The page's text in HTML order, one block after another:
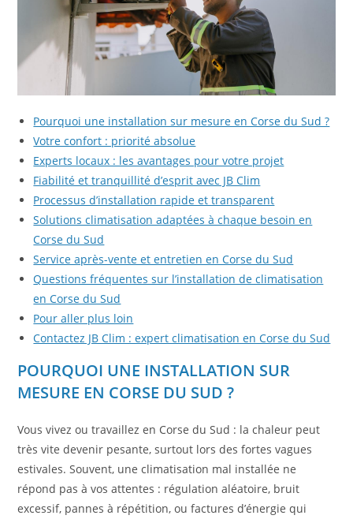
Pourquoi une installation sur mesure en Corse du Sud ?
Votre confort : priorité absolue
Experts locaux : les avantages pour votre projet
Fiabilité et tranquillité d’esprit avec JB Clim
Processus d’installation rapide et transparent
Solutions climatisation adaptées à chaque besoin en
Corse du Sud
Service après-vente et entretien en Corse du Sud
Questions fréquentes sur l’installation de climatisation
en Corse du Sud
Pour aller plus loin
Contactez JB Clim : expert climatisation en Corse du Sud
POURQUOI UNE INSTALLATION SUR
MESURE EN CORSE DU SUD ?
Vous vivez ou travaillez en Corse du Sud : la chaleur peut
très vite devenir pesante, surtout lors des fortes vagues
estivales. Souvent, une climatisation mal installée ne
répond pas à vos attentes : régulation aléatoire, bruit
excessif, pannes à répétition, ou factures d’énergie qui